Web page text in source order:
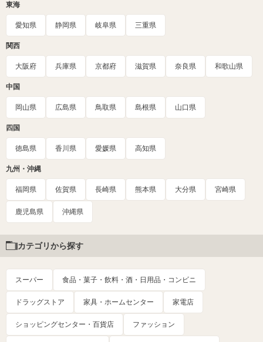
東海
愛知県 静岡県 岐阜県 三重県
関西
大阪府 兵庫県 京都府 滋賀県 奈良県 和歌山県
中国
岡山県 広島県 鳥取県 島根県 山口県
四国
徳島県 香川県 愛媛県 高知県
九州・沖縄
福岡県 佐賀県 長崎県 熊本県 大分県 宮崎県
鹿児島県 沖縄県
カテゴリから探す
スーパー 食品・菓子・飲料・酒・日用品・コンビニ
ドラッグストア 家具・ホームセンター 家電店
ショッピングセンター・百貨店 ファッション